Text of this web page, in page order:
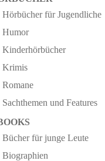
Hörbücher für Jugendliche
Humor
Kinderhörbücher
Krimis
Romane
Sachthemen und Features
Bücher für junge Leute
Biographien